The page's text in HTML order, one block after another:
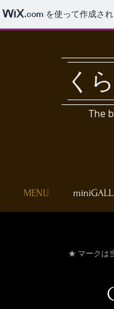
.com を使って作成さ
く
The
MENU
★ マークは